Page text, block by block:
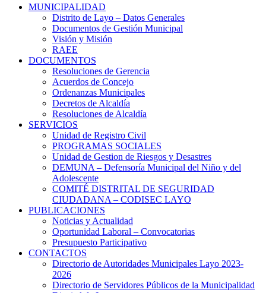
MUNICIPALIDAD
Distrito de Layo – Datos Generales
Documentos de Gestión Municipal
Visión y Misión
RAEE
DOCUMENTOS
Resoluciones de Gerencia
Acuerdos de Concejo
Ordenanzas Municipales
Decretos de Alcaldía
Resoluciones de Alcaldía
SERVICIOS
Unidad de Registro Civil
PROGRAMAS SOCIALES
Unidad de Gestion de Riesgos y Desastres
DEMUNA – Defensoría Municipal del Niño y del
Adolescente
COMITÉ DISTRITAL DE SEGURIDAD
CIUDADANA – CODISEC LAYO
PUBLICACIONES
Noticias y Actualidad
Oportunidad Laboral – Convocatorias
Presupuesto Participativo
CONTACTOS
Directorio de Autoridades Municipales Layo 2023-
2026
Directorio de Servidores Públicos de la Municipalidad